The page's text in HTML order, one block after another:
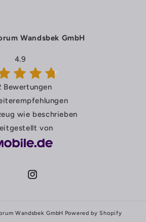
Wandsbek GmbH
4.9
Bewertungen
wie beschrieben
von
Instagram
Wandsbek GmbH Powered by Shopify